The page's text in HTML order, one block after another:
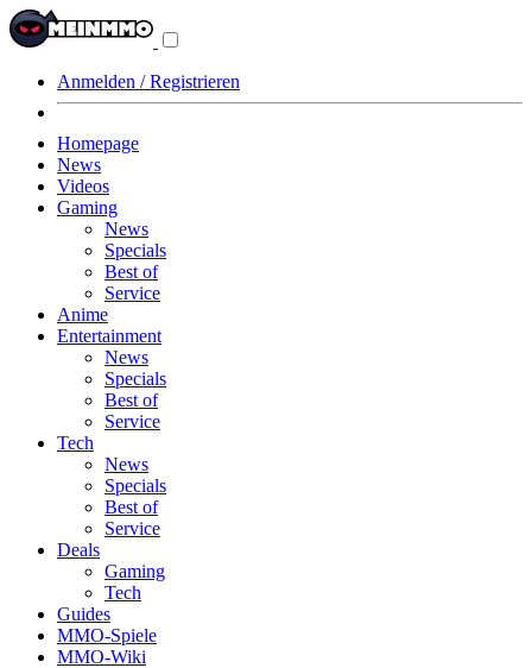
Anmelden / Registrieren
Homepage
News
Videos
Gaming
News
Specials
Best of
Service
Anime
Entertainment
News
Specials
Best of
Service
Tech
News
Specials
Best of
Service
Deals
Gaming
Tech
Guides
MMO-Spiele
MMO-Wiki